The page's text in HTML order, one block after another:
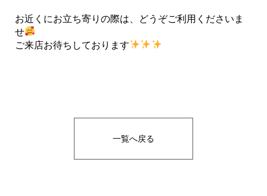
お近くにお立ち寄りの際は、どうぞご利用くださいま
せ
ご来店お待ちしております
一覧へ戻る